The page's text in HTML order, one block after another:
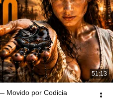
51:13
Movido por Codicia